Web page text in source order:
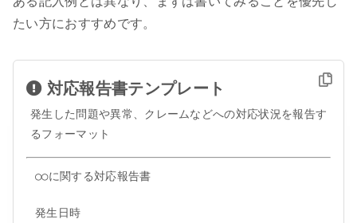
たい方におすすめです。
対応報告書テンプレート
発生した問題や異常、クレームなどへの対応状況を報告す
るフォーマット
○○に関する対応報告書
発生日時